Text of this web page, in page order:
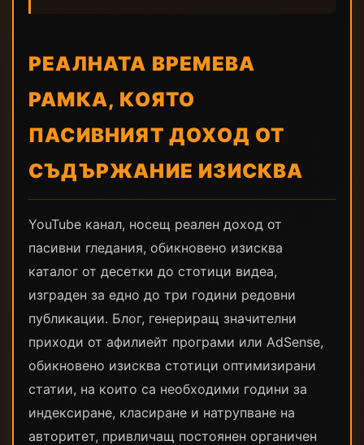
РЕАЛНАТА ВРЕМЕВА
РАМКА, КОЯТО
ПАСИВНИЯТ ДОХОД ОТ
СЪДЪРЖАНИЕ ИЗИСКВА
YouTube канал, носещ реален доход от
пасивни гледания, обикновено изисква
каталог от десетки до стотици видеа,
изграден за едно до три години редовни
публикации. Блог, генериращ значителни
приходи от афилиейт програми или AdSense,
обикновено изисква стотици оптимизирани
статии, на които са необходими години за
индексиране, класиране и натрупване на
авторитет, привличащ постоянен органичен